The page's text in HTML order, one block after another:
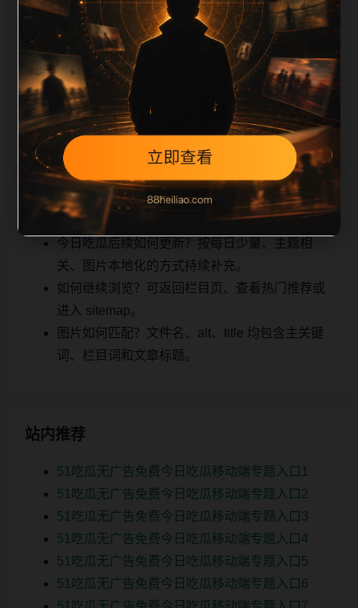
扩展，每篇保留相关问题、站内推荐和清晰的层级路
径，减少用户反复返回搜索页。第10篇作为本栏目的初
始建设内容，主要用于补齐栏目深度、稳定内链结构，
并为后续专题聚合提供可点击入口。如果后续发现页面
缺图、标题过短、描述为空或正文不足，将进入每日
SEO 检查清单自动修正。
相关问题
今日吃瓜后续如何更新？按每日少量、主题相
关、图片本地化的方式持续补充。
如何继续浏览？可返回栏目页、查看热门推荐或
进入 sitemap。
图片如何匹配？文件名、alt、title 均包含主关键
词、栏目词和文章标题。
站内推荐
51吃瓜无广告免费今日吃瓜移动端专题入口1
51吃瓜无广告免费今日吃瓜移动端专题入口2
51吃瓜无广告免费今日吃瓜移动端专题入口3
51吃瓜无广告免费今日吃瓜移动端专题入口4
51吃瓜无广告免费今日吃瓜移动端专题入口5
51吃瓜无广告免费今日吃瓜移动端专题入口6